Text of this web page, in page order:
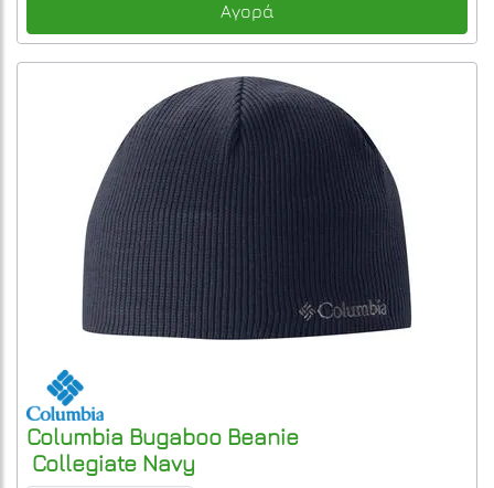
Αγορά
Columbia Bugaboo Beanie
Collegiate Navy